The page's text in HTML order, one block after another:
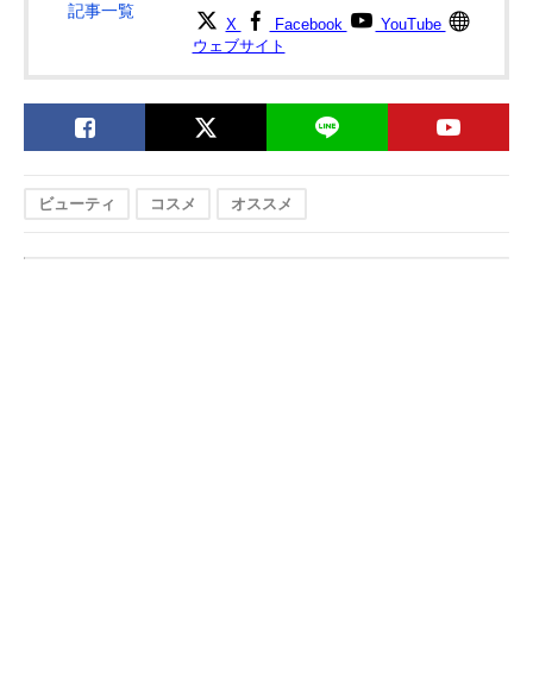
記事一覧
X Facebook
YouTube
ウェブサイト
ビューティ コスメ オススメ